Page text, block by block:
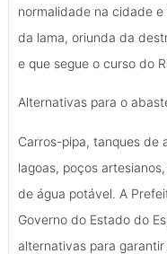
normalidade na cidade
da lama, oriunda da
e que segue o curso do
Alternativas para o
Carros-pipa, tanques de
lagoas, poços
de água potável. A
Governo do Estado do
alternativas para